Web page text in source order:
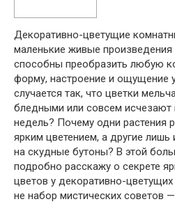
Декоративно-цветущие
маленькие живые произведения
способны преобразить любую
форму, настроение и ощущение
случается так, что цветки
бледными или совсем исчезают
недель? Почему одни растения
ярким цветением, а другие
на скудные бутоны? В этой
подробно расскажу о секрете
цветов у декоративно-
не набор мистических советов